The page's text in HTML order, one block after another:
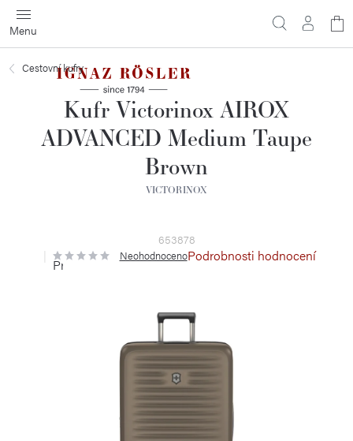
Přejít
na
obsah
Cestovní kufry
Kufr Victorinox AIROX
ADVANCED Medium Taupe
Brown
VICTORINOX
653878
Průměrné
hodnocení
NeohodnocenoPodrobnosti hodnocení